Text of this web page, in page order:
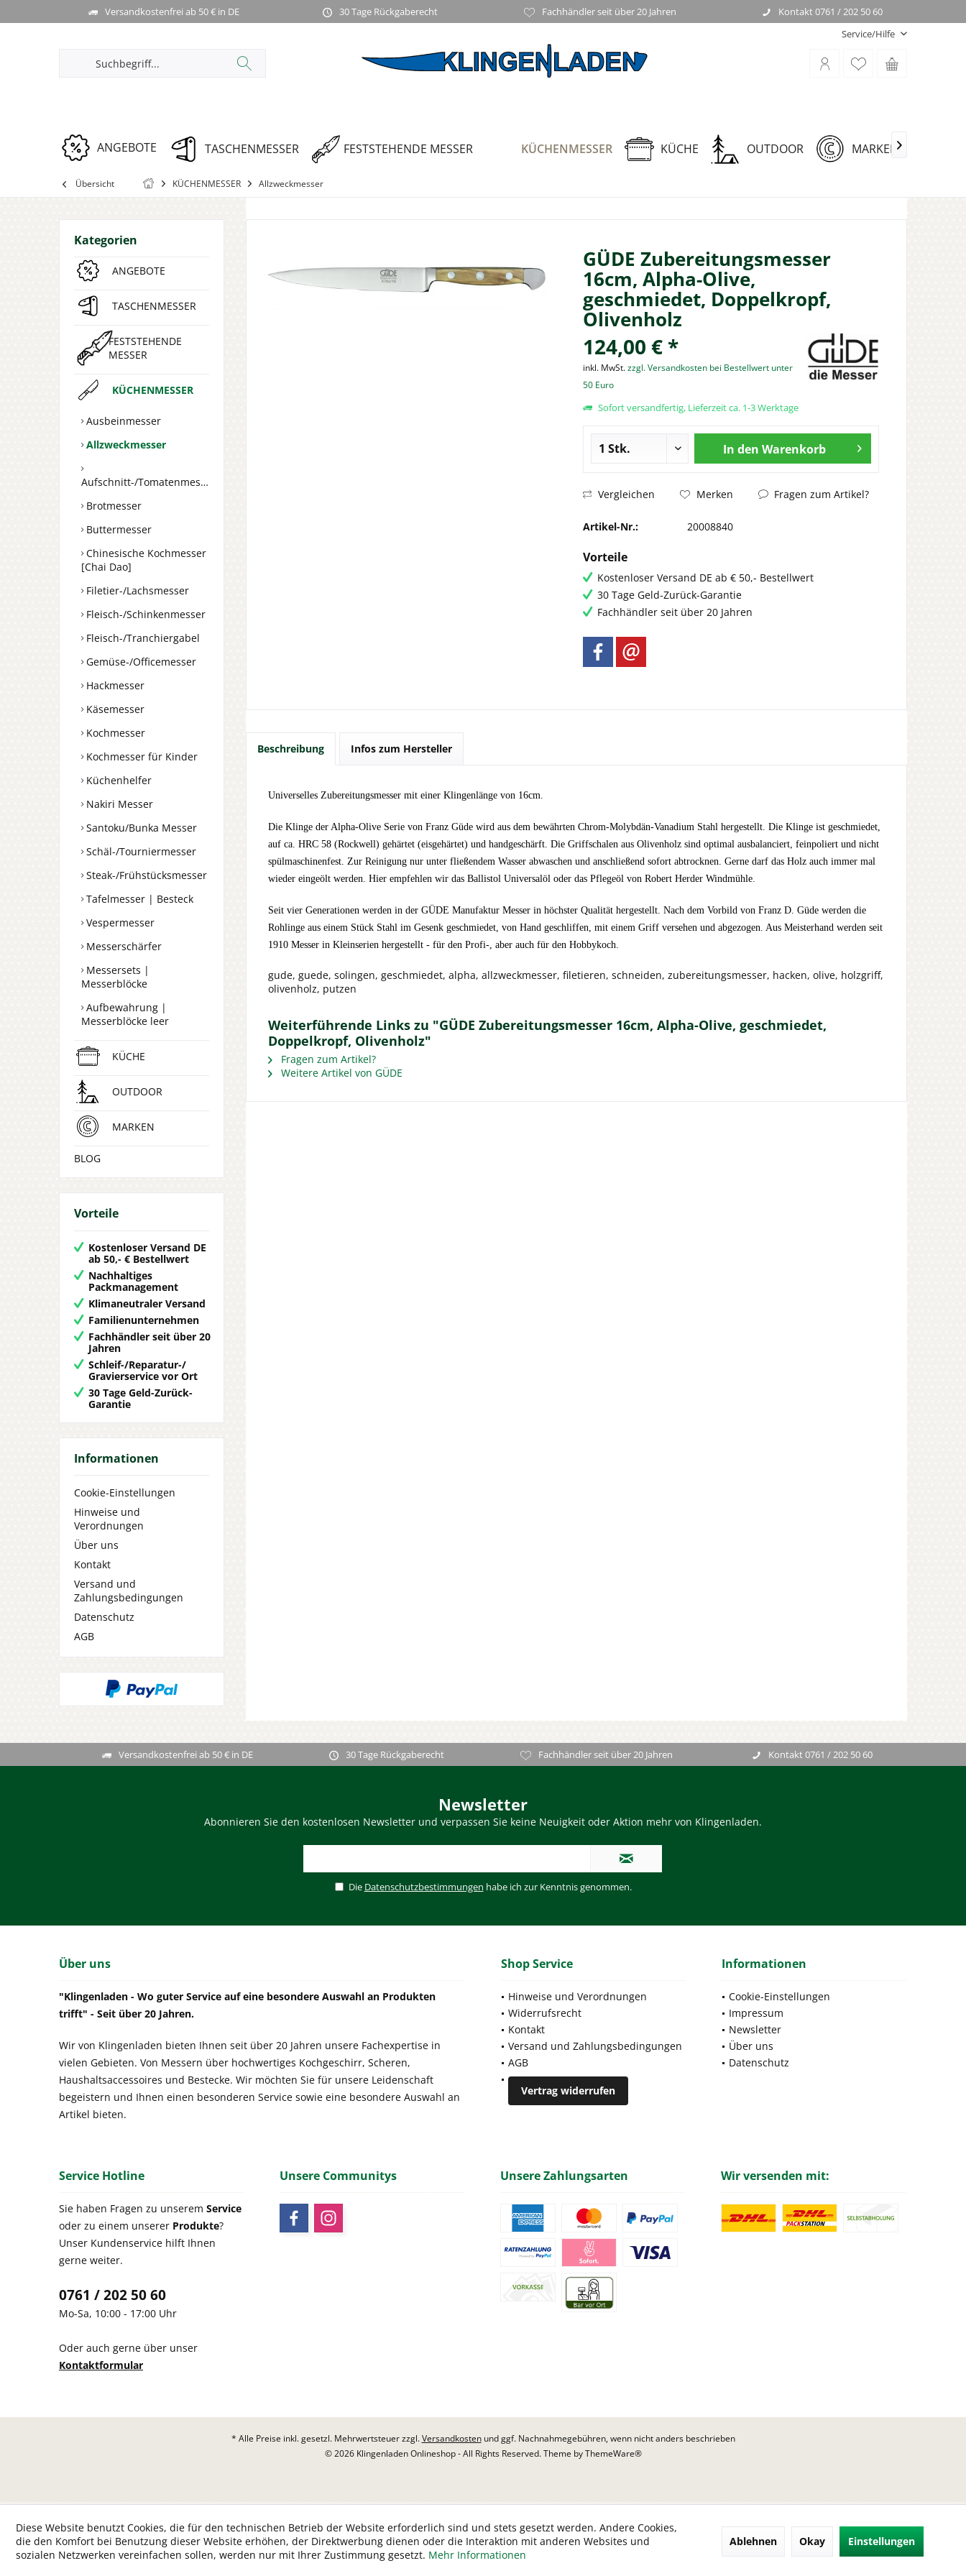
Versandkostenfrei ab 50 € in DE 30 Tage Rückgaberecht Fachhändler seit über 20 Jahren
Kontakt 0761 / 202 50 60
Service/Hilfe
ANGEBOTE TASCHENMESSER FESTSTEHENDE MESSER KÜCHENMESSER KÜCHE OUTDOOR MARKEN
Übersicht KÜCHENMESSER Allzweckmesser
Kategorien
ANGEBOTE
TASCHENMESSER
FESTSTEHENDE
MESSER
KÜCHENMESSER
Ausbeinmesser
Allzweckmesser
Aufschnitt-/Tomatenmesser
Brotmesser
Buttermesser
Chinesische Kochmesser
[Chai Dao]
Filetier-/Lachsmesser
Fleisch-/Schinkenmesser
Fleisch-/Tranchiergabel
Gemüse-/Officemesser
Hackmesser
Käsemesser
Kochmesser
Kochmesser für Kinder
Küchenhelfer
Nakiri Messer
Santoku/Bunka Messer
Schäl-/Tourniermesser
Steak-/Frühstücksmesser
Tafelmesser | Besteck
Vespermesser
Messerschärfer
Messersets |
Messerblöcke
Aufbewahrung |
Messerblöcke leer
KÜCHE
OUTDOOR
MARKEN
BLOG
Vorteile
Kostenloser Versand DE
ab 50,- € Bestellwert
Nachhaltiges
Packmanagement
Klimaneutraler Versand
Familienunternehmen
Fachhändler seit über 20
Jahren
Schleif-/Reparatur-/
Gravierservice vor Ort
30 Tage Geld-Zurück-
Garantie
Informationen
Cookie-Einstellungen
Hinweise und
Verordnungen
Über uns
Kontakt
Versand und
Zahlungsbedingungen
Datenschutz
AGB
GÜDE Zubereitungsmesser
16cm, Alpha-Olive,
geschmiedet, Doppelkropf,
Olivenholz
124,00 € *
inkl. MwSt.zzgl. Versandkosten bei Bestellwert unter
50 Euro
Sofort versandfertig, Lieferzeit ca. 1-3 Werktage
In den Warenkorb
Vergleichen Merken Fragen zum Artikel?
Artikel-Nr.: 20008840
Vorteile
Kostenloser Versand DE ab € 50,- Bestellwert
30 Tage Geld-Zurück-Garantie
Fachhändler seit über 20 Jahren
Beschreibung Infos zum Hersteller
Universelles Zubereitungsmesser mit einer Klingenlänge von 16cm.
Die Klinge der Alpha-Olive Serie von Franz Güde wird aus dem bewährten Chrom-Molybdän-Vanadium Stahl hergestellt. Die Klinge ist geschmiedet,
auf ca. HRC 58 (Rockwell) gehärtet (eisgehärtet) und handgeschärft. Die Griffschalen aus Olivenholz sind optimal ausbalanciert, feinpoliert und nicht
spülmaschinenfest. Zur Reinigung nur unter fließendem Wasser abwaschen und anschließend sofort abtrocknen. Gerne darf das Holz auch immer mal
wieder eingeölt werden. Hier empfehlen wir das Ballistol Universalöl oder das Pflegeöl von Robert Herder Windmühle.
Seit vier Generationen werden in der GÜDE Manufaktur Messer in höchster Qualität hergestellt. Nach dem Vorbild von Franz D. Güde werden die
Rohlinge aus einem Stück Stahl im Gesenk geschmiedet, von Hand geschliffen, mit einem Griff versehen und abgezogen. Aus Meisterhand werden seit
1910 Messer in Kleinserien hergestellt - für den Profi-, aber auch für den Hobbykoch.
gude, guede, solingen, geschmiedet, alpha, allzweckmesser, filetieren, schneiden, zubereitungsmesser, hacken, olive, holzgriff,
olivenholz, putzen
Weiterführende Links zu "GÜDE Zubereitungsmesser 16cm, Alpha-Olive, geschmiedet,
Doppelkropf, Olivenholz"
Fragen zum Artikel?
Weitere Artikel von GÜDE
Versandkostenfrei ab 50 € in DE 30 Tage Rückgaberecht Fachhändler seit über 20 Jahren Kontakt 0761 / 202 50 60
Newsletter
Abonnieren Sie den kostenlosen Newsletter und verpassen Sie keine Neuigkeit oder Aktion mehr von Klingenladen.
Die Datenschutzbestimmungen habe ich zur Kenntnis genommen.
Über uns
"Klingenladen - Wo guter Service auf eine besondere Auswahl an Produkten
trifft" - Seit über 20 Jahren.
Wir von Klingenladen bieten Ihnen seit über 20 Jahren unsere Fachexpertise in
vielen Gebieten. Von Messern über hochwertiges Kochgeschirr, Scheren,
Haushaltsaccessoires und Bestecke. Wir möchten Sie für unsere Leidenschaft
begeistern und Ihnen einen besonderen Service sowie eine besondere Auswahl an
Artikel bieten.
Shop Service
Hinweise und Verordnungen
Widerrufsrecht
Kontakt
Versand und Zahlungsbedingungen
AGB
Vertrag widerrufen
Informationen
Cookie-Einstellungen
Impressum
Newsletter
Über uns
Datenschutz
Service Hotline
Sie haben Fragen zu unserem Service
oder zu einem unserer Produkte?
Unser Kundenservice hilft Ihnen
gerne weiter.
0761 / 202 50 60
Mo-Sa, 10:00 - 17:00 Uhr
Oder auch gerne über unser
Kontaktformular
Unsere Communitys Unsere Zahlungsarten Wir versenden mit:
* Alle Preise inkl. gesetzl. Mehrwertsteuer zzgl.Versandkostenund ggf. Nachnahmegebühren, wenn nicht anders beschrieben
© 2026 Klingenladen Onlineshop - All Rights Reserved. Theme byThemeWare®
Diese Website benutzt Cookies, die für den technischen Betrieb der Website erforderlich sind und stets gesetzt werden. Andere Cookies,
die den Komfort bei Benutzung dieser Website erhöhen, der Direktwerbung dienen oder die Interaktion mit anderen Websites und
sozialen Netzwerken vereinfachen sollen, werden nur mit Ihrer Zustimmung gesetzt. Mehr Informationen
Ablehnen Okay Einstellungen